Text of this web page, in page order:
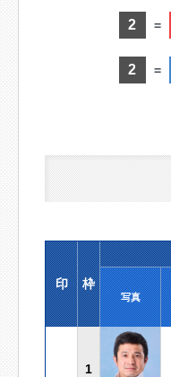
2 =
2 =
印 枠
写真
1